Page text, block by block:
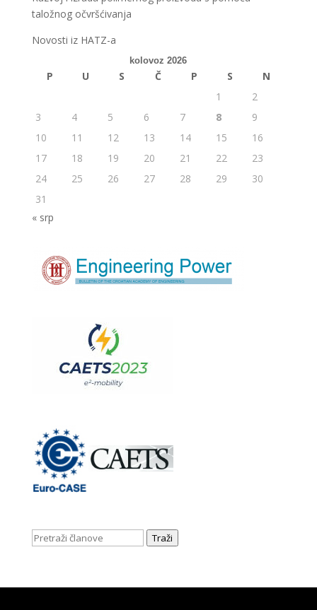
taložnog očvršćivanja
Novosti iz HATZ-a
kolovoz 2026
P U S Č P S
N
1
2
3
4 5 6 7 8
9
10
11 12 13 14 15
16
17
18 19 20 21 22
23
24
25 26 27 28 29
30
31
« srp
Traži